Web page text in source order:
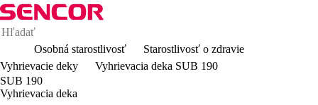
Osobná starostlivosť
Starostlivosť o zdravie
Vyhrievacie deky
Vyhrievacia deka SUB 190
SUB 190
Vyhrievacia deka